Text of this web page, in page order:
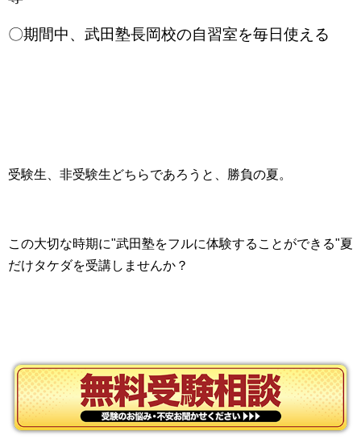
〇期間中、武田塾長岡校の自習室を毎日使える
受験生、非受験生どちらであろうと、勝負の夏。
この大切な時期に"武田塾をフルに体験することができる"夏
だけタケダを受講しませんか？